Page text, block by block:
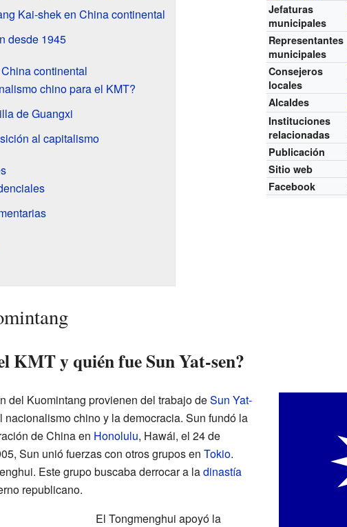
Jefaturas
municipales
Representantes
municipales
Consejeros
locales
Alcaldes
Instituciones
relacionadas
Publicación
Sitio web
Facebook
Kai-shek en China continental
desde 1945
continental
chino para el KMT?
de Guangxi
al capitalismo
KMT y quién fue Sun Yat-sen?
del Kuomintang provienen del trabajo deSun Yat-
nacionalismo chino y la democracia. Sun fundó la
de China en Honolulu, Hawái, el 24 de
Sun unió fuerzas con otros grupos en Tokio.
Este grupo buscaba derrocar a ladinastía
republicano.
El Tongmenghui apoyó la